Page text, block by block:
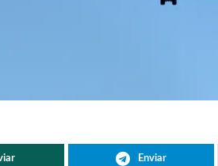
Enviar